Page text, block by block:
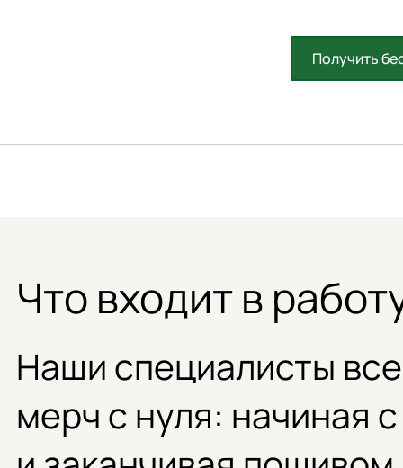
Получить
Что входит в
Наши специалисты
мерч с нуля: начиная